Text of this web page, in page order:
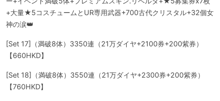
+大量★5コスチュームとUR専用武器+700古代クリスタル+32個女
神の涙👑
[Set 17]（満破8体）3350連（21万ダイヤ+2100券+200紫券）
【660HKD】
[Set 18]（満破8体）3550連（21万ダイヤ+2300券+200紫券）
【760HKD】